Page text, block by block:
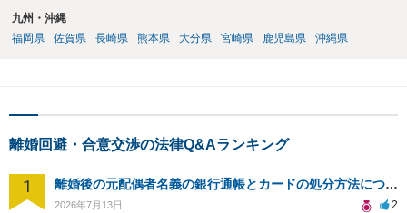
九州・沖縄
福岡県
佐賀県 長崎県 熊本県 大分県 宮崎県 鹿児島県 沖縄県
離婚回避・合意交渉の法律Q&Aランキング
1 離婚後の元配偶者名義の銀行通帳とカードの処分方法について
2026年7月13日 2